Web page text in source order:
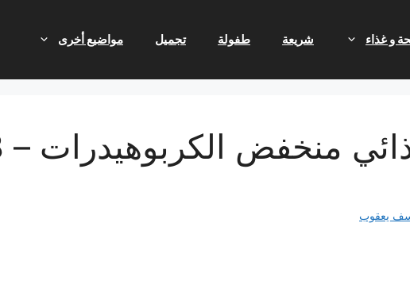
و غذاء شريعة طفولة تجميل مواضيع أخرى
الكربوهيدرات – 8 طرق الأكثر للقيام به
يعقوب